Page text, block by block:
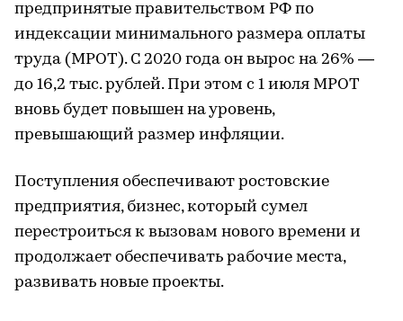
предпринятые правительством РФ по
индексации минимального размера оплаты
труда (МРОТ). С 2020 года он вырос на 26% —
до 16,2 тыс. рублей. При этом с 1 июля МРОТ
вновь будет повышен на уровень,
превышающий размер инфляции.
Поступления обеспечивают ростовские
предприятия, бизнес, который сумел
перестроиться к вызовам нового времени и
продолжает обеспечивать рабочие места,
развивать новые проекты.